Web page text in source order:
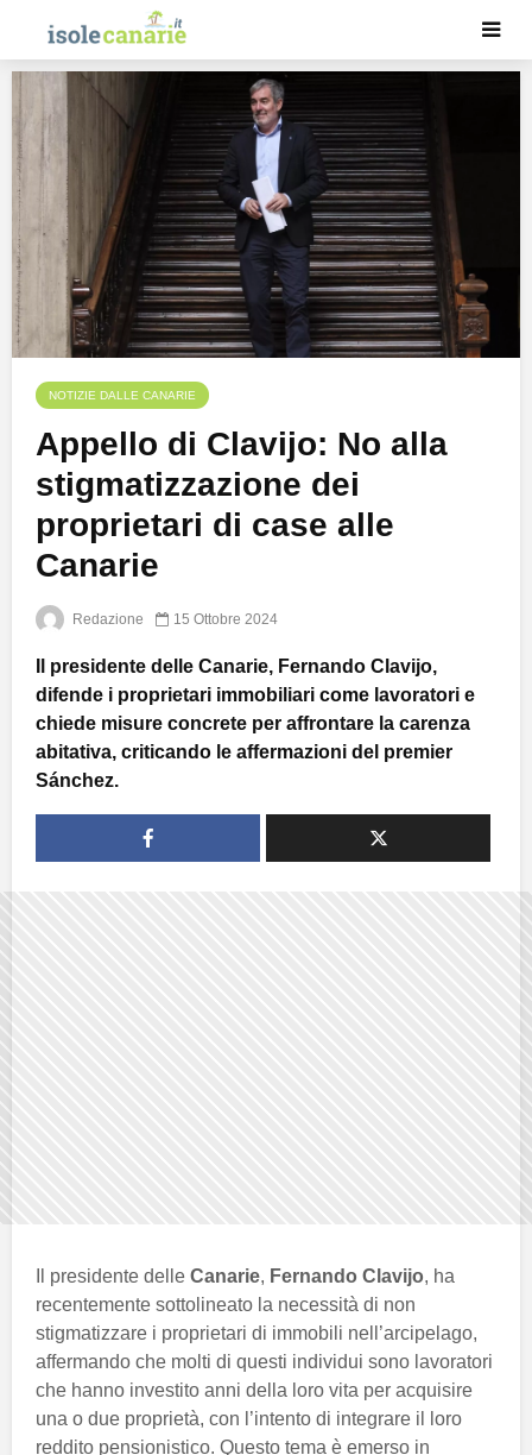
NOTIZIE DALLE CANARIE
Appello di Clavijo: No alla
stigmatizzazione dei
proprietari di case alle
Canarie
Redazione 15 Ottobre 2024
Il presidente delle Canarie, Fernando Clavijo,
difende i proprietari immobiliari come lavoratori e
chiede misure concrete per affrontare la carenza
abitativa, criticando le affermazioni del premier
Sánchez.
Il presidente delle Canarie, Fernando Clavijo, ha
recentemente sottolineato la necessità di non
stigmatizzare i proprietari di immobili nell’arcipelago,
affermando che molti di questi individui sono lavoratori
che hanno investito anni della loro vita per acquisire
una o due proprietà, con l’intento di integrare il loro
reddito pensionistico. Questo tema è emerso in